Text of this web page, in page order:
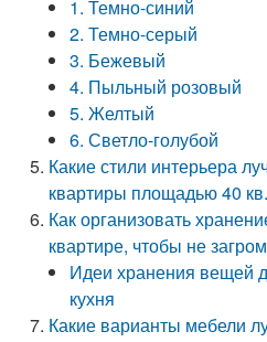
1. Темно-синий
2. Темно-серый
3. Бежевый
4. Пыльный розовый
5. Желтый
6. Светло-голубой
Какие стили интерьера
квартиры площадью 40
Как организовать
квартире, чтобы не
Идеи хранения вещей
кухня
Какие варианты мебели